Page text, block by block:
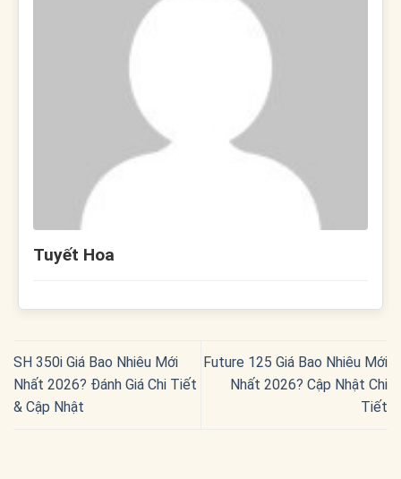
Tuyết Hoa
SH 350i Giá Bao Nhiêu Mới
Nhất 2026? Đánh Giá Chi Tiết
& Cập Nhật
Future 125 Giá Bao Nhiêu Mới
Nhất 2026? Cập Nhật Chi
Tiết